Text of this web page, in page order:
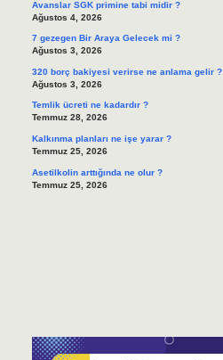
Avanslar SGK primine tabi midir ?
Ağustos 4, 2026
7 gezegen Bir Araya Gelecek mi ?
Ağustos 3, 2026
320 borç bakiyesi verirse ne anlama gelir ?
Ağustos 3, 2026
Temlik ücreti ne kadardır ?
Temmuz 28, 2026
Kalkınma planları ne işe yarar ?
Temmuz 25, 2026
Asetilkolin arttığında ne olur ?
Temmuz 25, 2026